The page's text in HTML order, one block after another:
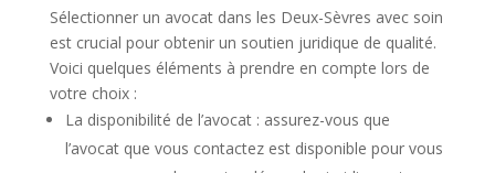
Sélectionner un avocat dans les Deux-Sèvres avec soin
est crucial pour obtenir un soutien juridique de qualité.
Voici quelques éléments à prendre en compte lors de
votre choix :
La disponibilité de l’avocat : assurez-vous que
l’avocat que vous contactez est disponible pour vous